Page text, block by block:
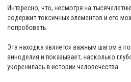
Интересно, что, несмотря на
содержит токсичных элементов и его
попробовать.
Эта находка является важным шагом в
виноделия и показывает, насколько
укоренилась в истории человечества.